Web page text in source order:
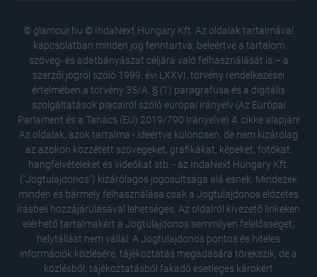
© glamour.hu © IndaNext Hungary Kft. Az oldalak tartalmával
kapcsolatban minden jog fenntartva, beleértve a tartalom
szöveg- és adatbányászat céljára való felhasználását is – a
szerzői jogról szóló 1999. évi LXXVI. törvény rendelkezései
értelmében a törvény 35/A. § (1) paragrafusa és a digitális
szolgáltatások piacairól szóló európai irányelv (Az Európai
Parlament és a Tanács (EU) 2019/790 Irányelve) 4. cikke alapján!
Az oldalak, azok tartalma - ideértve különösen, de nem kizárólag
az azokon közzétett szövegeket, grafikákat, képeket, fotókat,
hangfelvételeket és videókat stb. - az IndaNext Hungary Kft.
("Jogtulajdonos") kizárólagos jogosultsága alá esnek. Mindezek
minden és bármely felhasználása csak a Jogtulajdonos előzetes
írásbeli hozzájárulásával lehetséges. Az oldalról kivezető linkeken
elérhető tartalmakért a Jogtulajdonos semmilyen felelősséget,
helytállást nem vállal. A Jogtulajdonos pontos és hiteles
információk közlésére, tájékoztatás megadására törekszik, de a
közlésből, tájékoztatásból fakadó esetleges károkért